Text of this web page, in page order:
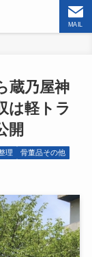
MAIL
蔵乃屋神
は軽トラ
開
理 骨董品その他